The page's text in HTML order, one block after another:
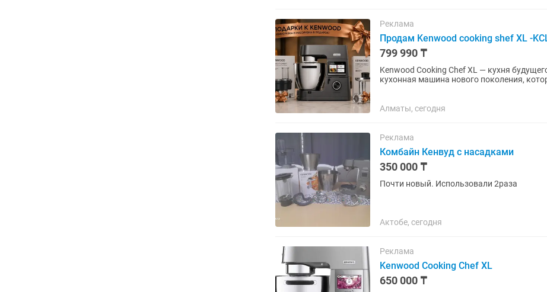
Реклама
Продам Kenwood cooking shef XL -
799 990 ₸
Kenwood Cooking Chef XL — кухня будущего в одной машине
кухонная машина нового поколения,
Алматы, сегодня
Реклама
Комбайн Кенвуд с насадками
350 000 ₸
Почти новый. Использовали 2раза
Актобе, сегодня
Реклама
Kenwood Cooking Chef XL
650 000 ₸